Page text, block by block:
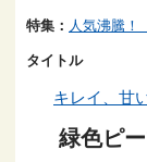
特集： 人気沸騰
タイトル
キレイ、甘
緑色ピ